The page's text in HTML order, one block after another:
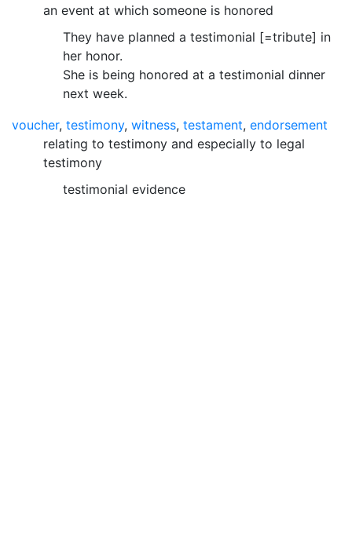
an event at which someone is honored
They have planned a testimonial [=tribute] in
her honor.
She is being honored at a testimonial dinner
next week.
voucher, testimony, witness, testament, endorsement
relating to testimony and especially to legal
testimony
testimonial evidence